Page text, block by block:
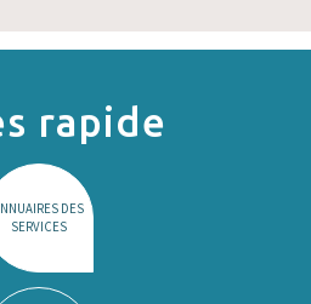
rapide
DES
SERVICES